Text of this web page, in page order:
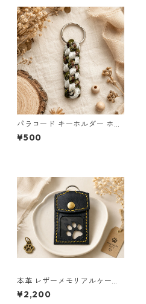
パラコード キーホルダー ホワ
イト× グリーン・ブラウン ハ
ンドメイド 国産 本革 ヌメ革
¥500
本革 レザーメモリアルケース
黒 クリア窓 肉球 ペット遺毛ケ
ース ハンドメイド
¥2,200